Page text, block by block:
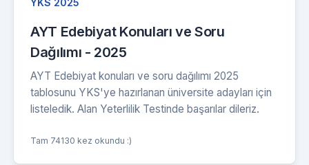
YKS 2025
AYT Edebiyat Konuları ve Soru
Dağılımı - 2025
AYT Edebiyat konuları ve soru dağılımı 2025
tablosunu YKS'ye hazırlanan üniversite adayları için
listeledik. Alan Yeterlilik Testinde başarılar dileriz.
Tam 74130 kez okundu :)